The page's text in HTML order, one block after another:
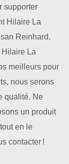
supporter
Hilaire La
Reinhard.
Hilaire La
meilleurs pour
nous serons
qualité. Ne
un produit
en le
contacter !